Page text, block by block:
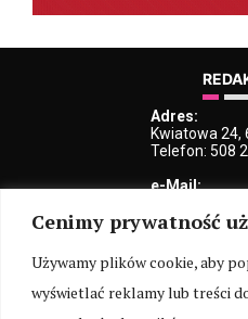
Cenimy prywatność
Używamy plików cookie, aby
wyświetlać reklamy lub treści
Adres:
Kwiatowa 24,
Telefon: 508
e-Mail: